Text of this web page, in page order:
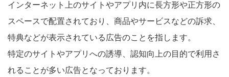
インターネット上のサイトやアプリ内に長方形や正方形の
スペースで配置されており、商品やサービスなどの訴求、
特典などが表示されている広告のことを指します。
特定のサイトやアプリへの誘導、認知向上の目的で利用さ
れることが多い広告となっております。